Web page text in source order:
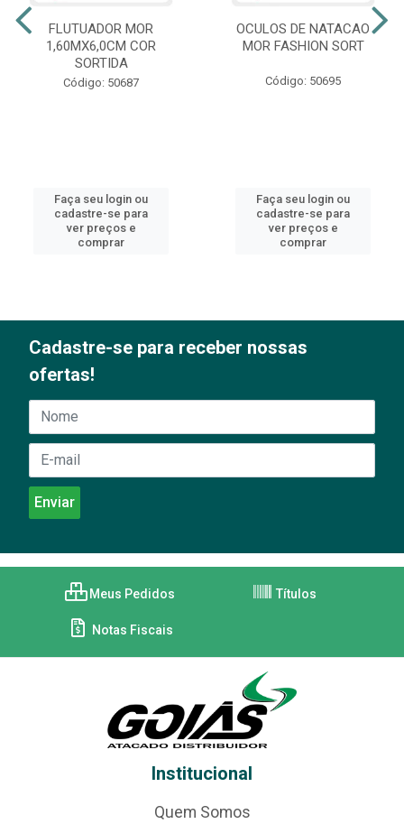
FLUTUADOR MOR
1,60MX6,0CM COR
SORTIDA
Código: 50687
Faça seu login ou
cadastre-se para
ver preços e
comprar
OCULOS DE NATACAO
MOR FASHION SORT
Código: 50695
Faça seu login ou
cadastre-se para
ver preços e
comprar
Cadastre-se para receber nossas
ofertas!
Meus Pedidos Títulos
Notas Fiscais
Institucional
Quem Somos